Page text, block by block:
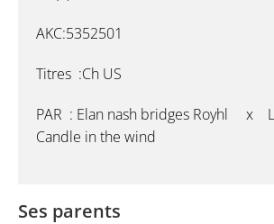
AKC:5352501
Titres :Ch US
PAR : Elan nash bridges Royhl x
Candle in the wind
Ses parents